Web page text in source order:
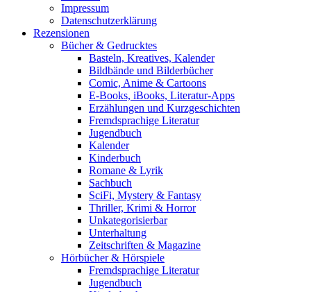
Impressum
Datenschutzerklärung
Rezensionen
Bücher & Gedrucktes
Basteln, Kreatives, Kalender
Bildbände und Bilderbücher
Comic, Anime & Cartoons
E-Books, iBooks, Literatur-Apps
Erzählungen und Kurzgeschichten
Fremdsprachige Literatur
Jugendbuch
Kalender
Kinderbuch
Romane & Lyrik
Sachbuch
SciFi, Mystery & Fantasy
Thriller, Krimi & Horror
Unkategorisierbar
Unterhaltung
Zeitschriften & Magazine
Hörbücher & Hörspiele
Fremdsprachige Literatur
Jugendbuch